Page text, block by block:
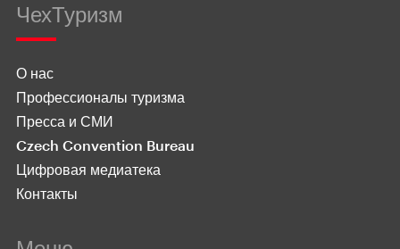
ЧехТуризм
О нас
Профессионалы туризма
Пресса и СМИ
Czech Convention Bureau
Цифровая медиатека
Контакты